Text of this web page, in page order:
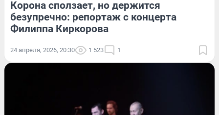
Корона сползает, но держится
безупречно: репортаж с концерта
Филиппа Киркорова
24 апреля, 2026, 20:30 1 523 1